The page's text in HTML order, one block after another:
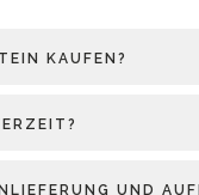
KAUFEN?
UND